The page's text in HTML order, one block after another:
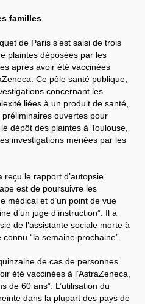
familles
de Paris s’est saisi de trois
plaintes déposées par les
après avoir été vaccinées
Ce pôle santé publique,
concernant les
liées à un produit de santé,
ouvertes pour
dépôt des plaintes à Toulouse,
investigations menées par les
reçu le rapport d’autopsie
est de poursuivre les
médical et d’un point de vue
d’un juge d’instruction”. Il a
de l’assistante sociale morte à
“la semaine prochaine”.
de cas de personnes
été vaccinées à l’AstraZeneca,
de 60 ans”. L’utilisation du
dans la plupart des pays de